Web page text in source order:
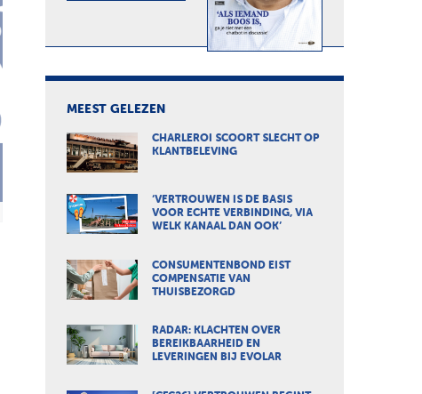
MEEST GELEZEN
CHARLEROI SCOORT SLECHT OP
KLANTBELEVING
‘VERTROUWEN IS DE BASIS
VOOR ECHTE VERBINDING, VIA
WELK KANAAL DAN OOK’
CONSUMENTENBOND EIST
COMPENSATIE VAN
THUISBEZORGD
RADAR: KLACHTEN OVER
BEREIKBAARHEID EN
LEVERINGEN BIJ EVOLAR